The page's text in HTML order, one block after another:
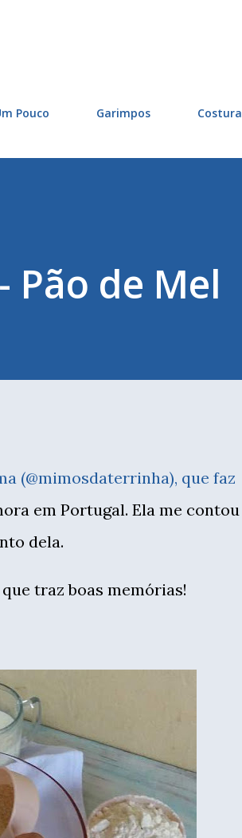
Pouco Garimpos Costura
Pão de Mel
(@mimosdaterrinha), que faz
em Portugal. Ela me contou
dela.
traz boas memórias!